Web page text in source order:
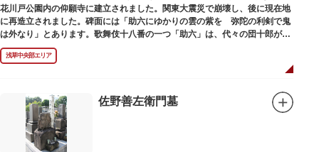
花川戸公園内の仰願寺に建立されました。関東大震災で崩壊し、後に現在地
に再造立されました。碑面には「助六にゆかりの雲の紫を 弥陀の利剣で鬼
は外なり」とあります。歌舞伎十八番の一つ「助六」は、代々の団十郎が伝
えていますが、助六の実像は不明です。
浅草中央部エリア
佐野善左衛門墓